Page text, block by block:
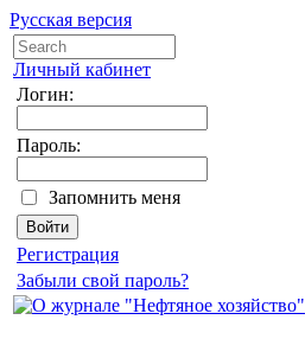
Русская версия
Личный кабинет
Логин:
Пароль:
Запомнить меня
Регистрация
Забыли свой пароль?